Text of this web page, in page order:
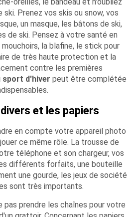
Prenez vos skis ou snow, vos
un masque, les bâtons de ski,
de ski. Pensez à votre santé en
la blafine, le stick pour
de très haute protection et la
contre les premières
sport d'hiver peut être complétée
et les papiers
en compte votre appareil photo
ce même rôle. La trousse de
téléphone et son chargeur, vos
différents forfaits, une bouteille
une gourde, les jeux de société
sont très importants.
pas prendre les chaînes pour votre